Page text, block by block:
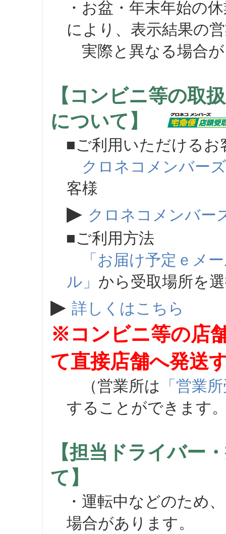
・お盆・年末年始の
により、表示結果の
実際と異なる場合が
【コンビニ等の取
について】
■ご利用いただけるお
クロネコメンバーズ
客様
▶ クロネコメンバー
■ご利用方法
「お届け予定ｅメ
ル」 から受取場所を
▶ 詳しくはこちら
※コンビニ等の店
て直接店舗へ発送
（営業所は 「営業
することができます
【担当ドライバー
て】
・運転中などのため
場合があります。